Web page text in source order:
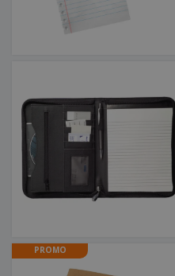
PROMO